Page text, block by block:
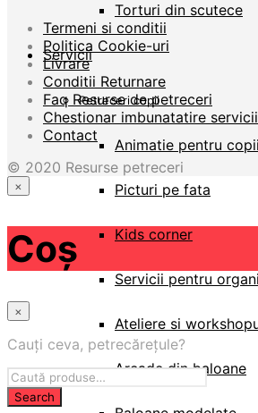
Torturi din scutece
Servicii
Petreceri copii
Animatie pentru copii
Picturi pe fata
Kids corner
Servicii pentru
Ateliere si
Arcade din baloane
Termeni si conditii
Politica Cookie-uri
Livrare
Conditii Returnare
Faq Resurse de petreceri
Chestionar imbunatatire servicii
Contact
© 2020 Resurse petreceri
×
Magazin
Accesorii de petrecere
Baloane
Pinata clasica
Accesorii pinata
Vopsele de pictat pe
Costume de carnaval
Coș
×
Cauți ceva, petrecărețule?